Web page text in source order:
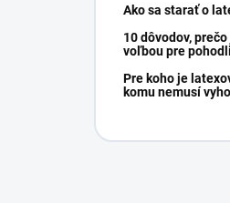
Ako sa starať o
10 dôvodov,
voľbou pre
Pre koho je
komu nemusí